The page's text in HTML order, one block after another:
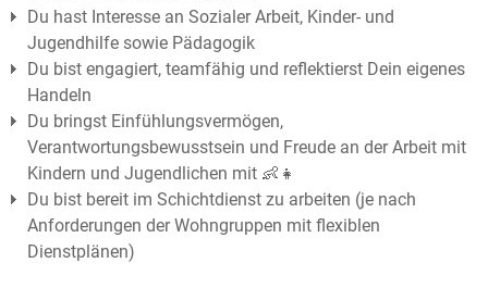
Du hast Interesse an Sozialer Arbeit, Kinder- und
Jugendhilfe sowie Pädagogik
Du bist engagiert, teamfähig und reflektierst Dein eigenes
Handeln
Du bringst Einfühlungsvermögen,
Verantwortungsbewusstsein und Freude an der Arbeit mit
Kindern und Jugendlichen mit 👶👧
Du bist bereit im Schichtdienst zu arbeiten (je nach
Anforderungen der Wohngruppen mit flexiblen
Dienstplänen)